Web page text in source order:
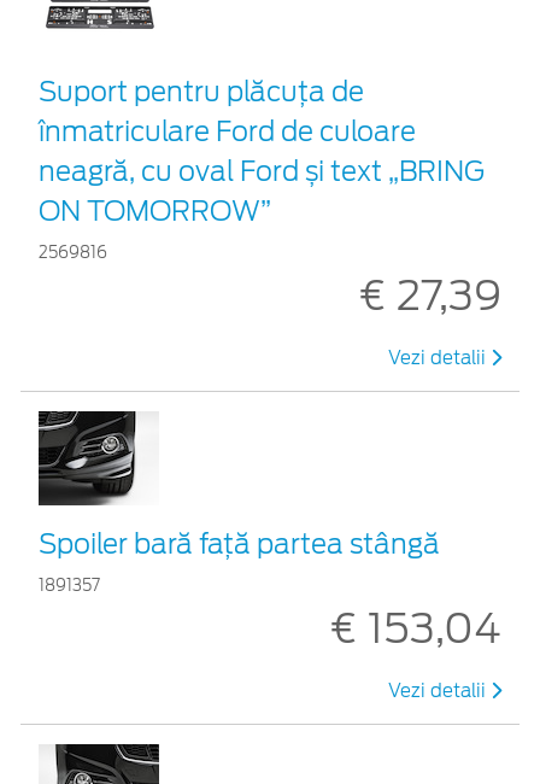
Suport pentru plăcuța de
înmatriculare Ford de culoare
neagră, cu oval Ford și text „BRING
ON TOMORROW”
2569816
€ 27,39
Vezi detalii
Spoiler bară față partea stângă
1891357
€ 153,04
Vezi detalii